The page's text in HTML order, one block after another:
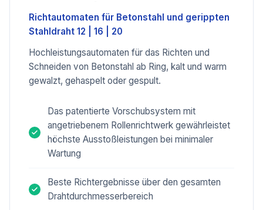
Richtautomaten für Betonstahl und gerippten
Stahldraht 12 | 16 | 20
Hochleistungsautomaten für das Richten und
Schneiden von Betonstahl ab Ring, kalt und warm
gewalzt, gehaspelt oder gespult.
Das patentierte Vorschubsystem mit
angetriebenem Rollenrichtwerk gewährleistet
höchste Ausstoßleistungen bei minimaler
Wartung
Beste Richtergebnisse über den gesamten
Drahtdurchmesserbereich